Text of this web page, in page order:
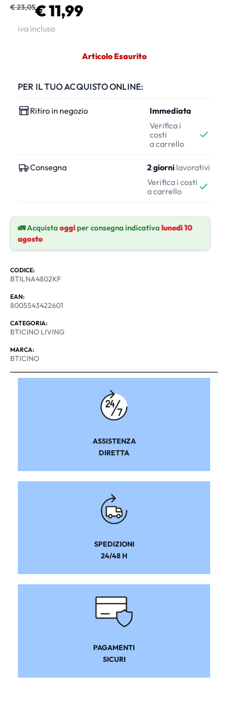
€ 23,05€ 11,99
iva inclusa
Articolo Esaurito
PER IL TUO ACQUISTO ONLINE:
Ritiro in negozio
Immediata
Verifica i
costi
a carrello
Consegna 2 giorni lavorativi
Verifica i costi
a carrello
🚛 Acquista oggiper consegna indicativa lunedì 10
agosto
CODICE:
BTILNA4802KF
EAN:
8005543422601
CATEGORIA:
BTICINO LIVING
MARCA:
BTICINO
ASSISTENZA
DIRETTA
SPEDIZIONI
24/48 H
PAGAMENTI
SICURI